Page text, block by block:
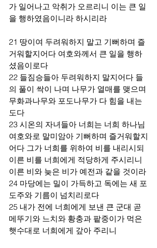
가 일어나고 악취가 오르리니 이는 큰 일
을 행하였음이니라 하시리라
21 땅이여 두려워하지 말고 기뻐하며 즐
거워할지어다 여호와께서 큰 일을 행하
셨음이로다
22 들짐승들아 두려워하지 말지어다 들
의 풀이 싹이 나며 나무가 열매를 맺으며
무화과나무와 포도나무가 다 힘을 내는
도다
23 시온의 자녀들아 너희는 너희 하나님
여호와로 말미암아 기뻐하며 즐거워할지
어다 그가 너희를 위하여 비를 내리시되
이른 비를 너희에게 적당하게 주시리니
이른 비와 늦은 비가 예전과 같을 것이라
24 마당에는 밀이 가득하고 독에는 새 포
도주와 기름이 넘치리로다
25 내가 전에 너희에게 보낸 큰 군대 곧
메뚜기와 느치와 황충과 팥중이가 먹은
햇수대로 너희에게 갚아 주리니